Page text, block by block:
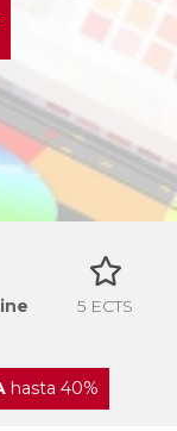
5 ECTS
hasta 40%